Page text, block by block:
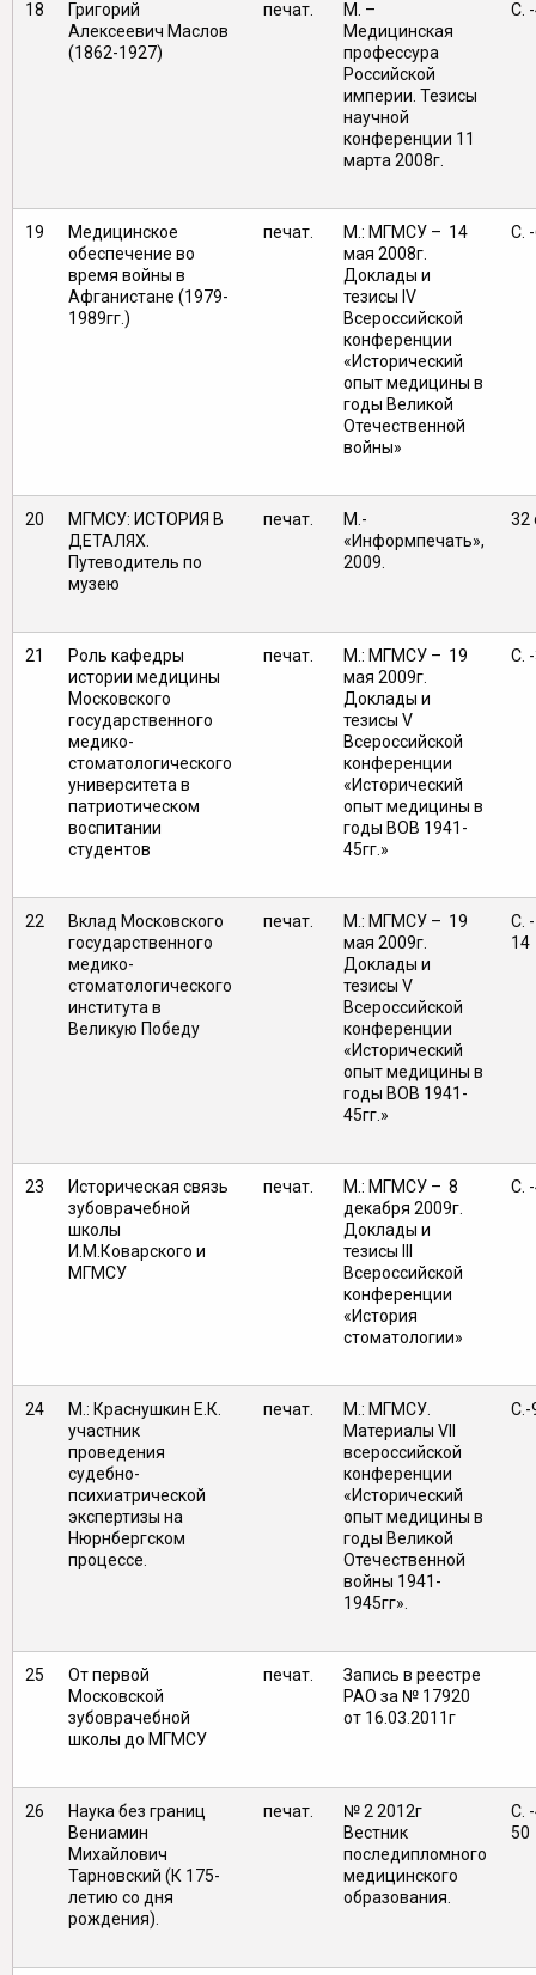
18
Григорий
Алексеевич Маслов
(1862-1927)
печат.
М. –
Медицинская
профессура
Российской
империи. Тезисы
научной
конференции 11
марта 2008г.
С.
19
Медицинское
обеспечение во
время войны в
Афганистане (1979-
1989гг.)
печат.
М.: МГМСУ – 14
мая 2008г.
Доклады и
тезисы IV
Всероссийской
конференции
«Исторический
опыт медицины в
годы Великой
Отечественной
войны»
С.
20
МГМСУ: ИСТОРИЯ В
ДЕТАЛЯХ.
Путеводитель по
музею
печат.
М.-
«Информпечать»,
2009.
32
21
Роль кафедры
истории медицины
Московского
государственного
медико-
стоматологического
университета в
патриотическом
воспитании
студентов
печат.
М.: МГМСУ – 19
мая 2009г.
Доклады и
тезисы V
Всероссийской
конференции
«Исторический
опыт медицины в
годы ВОВ 1941-
45гг.»
C.
22
Вклад Московского
государственного
медико-
стоматологического
института в
Великую Победу
печат.
М.: МГМСУ – 19
мая 2009г.
Доклады и
тезисы V
Всероссийской
конференции
«Исторический
опыт медицины в
годы ВОВ 1941-
45гг.»
C.
14
23
Историческая связь
зубоврачебной
школы
И.М.Коварского и
МГМСУ
печат.
М.: МГМСУ – 8
декабря 2009г.
Доклады и
тезисы III
Всероссийской
конференции
«История
стоматологии»
С.
24
М.: Краснушкин Е.К.
участник
проведения
судебно-
психиатрической
экспертизы на
Нюрнбергском
процессе.
печат.
М.: МГМСУ.
Материалы VII
всероссийской
конференции
«Исторический
опыт медицины в
годы Великой
Отечественной
войны 1941-
1945гг».
С.-
25
От первой
Московской
зубоврачебной
школы до МГМСУ
печат.
Запись в реестре
РАО за № 17920
от 16.03.2011г
26
Наука без границ
Вениамин
Михайлович
Тарновский (К 175-
летию со дня
рождения).
печат.
№ 2 2012г
Вестник
последипломного
медицинского
образования.
С.
50